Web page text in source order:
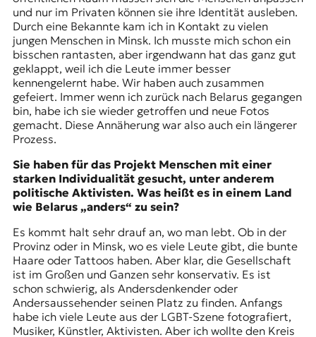
und nur im Privaten können sie ihre Identität ausleben.
Durch eine Bekannte kam ich in Kontakt zu vielen
jungen Menschen in Minsk. Ich musste mich schon ein
bisschen rantasten, aber irgendwann hat das ganz gut
geklappt, weil ich die Leute immer besser
kennengelernt habe. Wir haben auch zusammen
gefeiert. Immer wenn ich zurück nach Belarus gegangen
bin, habe ich sie wieder getroffen und neue Fotos
gemacht. Diese Annäherung war also auch ein längerer
Prozess.
Sie haben für das Projekt Menschen mit einer
starken Individualität gesucht, unter anderem
politische Aktivisten. Was heißt es in einem Land
wie Belarus „anders“ zu sein?
Es kommt halt sehr drauf an, wo man lebt. Ob in der
Provinz oder in Minsk, wo es viele Leute gibt, die bunte
Haare oder Tattoos haben. Aber klar, die Gesellschaft
ist im Großen und Ganzen sehr konservativ. Es ist
schon schwierig, als Andersdenkender oder
Andersaussehender seinen Platz zu finden. Anfangs
habe ich viele Leute aus der LGBT-Szene fotografiert,
Musiker, Künstler, Aktivisten. Aber ich wollte den Kreis